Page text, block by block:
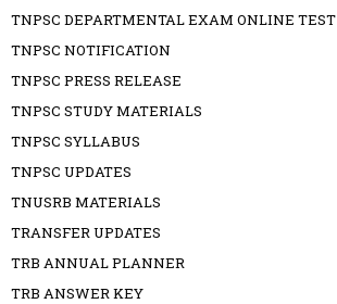
TNPSC DEPARTMENTAL EXAM ONLINE TEST
TNPSC NOTIFICATION
TNPSC PRESS RELEASE
TNPSC STUDY MATERIALS
TNPSC SYLLABUS
TNPSC UPDATES
TNUSRB MATERIALS
TRANSFER UPDATES
TRB ANNUAL PLANNER
TRB ANSWER KEY